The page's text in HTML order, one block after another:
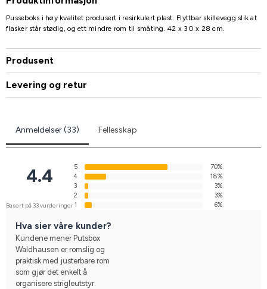
Pusseboks i høy kvalitet produsert i resirkulert plast. Flyttbar skillevegg slik at
flasker står stødig, og ett mindre rom til småting. 42 x 30 x 28 cm.
Produsent
Levering og retur
Anmeldelser (33) Fellesskap
4.4
Basert på 33 vurderinger
5
70%
4
18%
3
3%
2
3%
1
6%
Hva sier våre kunder?
Kundene mener Putsbox
Waldhausen er romslig og
praktisk med justerbare rom
som gjør det enkelt å
organisere strigleutstyr.